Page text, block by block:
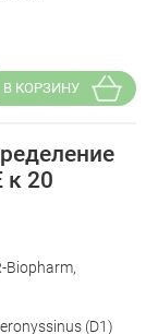
В КОРЗИНУ
к 20
Biopharm,
(D1)